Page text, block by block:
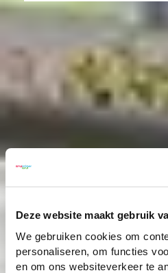
Deze website maakt gebruik
We gebruiken cookies om
personaliseren, om functies
en om ons websiteverkeer te